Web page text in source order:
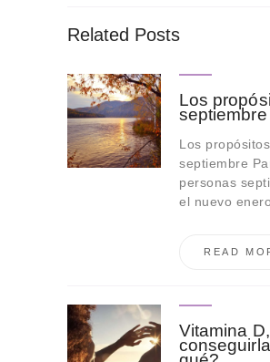
Related Posts
Los
septiembre
Los
septiembre
personas
el nuevo
READ
Vitamina